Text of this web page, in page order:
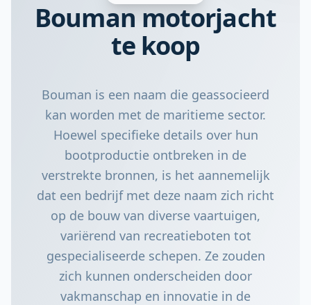
Bouman motorjacht
te koop
Bouman is een naam die geassocieerd
kan worden met de maritieme sector.
Hoewel specifieke details over hun
bootproductie ontbreken in de
verstrekte bronnen, is het aannemelijk
dat een bedrijf met deze naam zich richt
op de bouw van diverse vaartuigen,
variërend van recreatieboten tot
gespecialiseerde schepen. Ze zouden
zich kunnen onderscheiden door
vakmanschap en innovatie in de